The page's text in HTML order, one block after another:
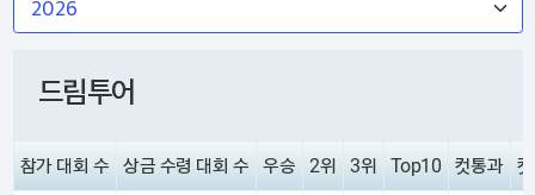
드림투어
참가 대회 수 상금 수령 대회 수 우승 2위 3위 Top10 컷통과